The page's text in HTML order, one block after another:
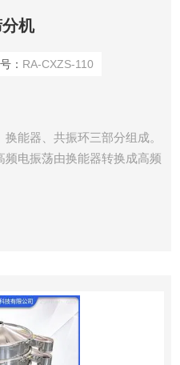
机
： RA-CXZS-110
能器、共振环三部分组成。
电振荡由换能器转换成高频
可有效阻止网孔堵塞，又可
性、易团聚、高静电、高密